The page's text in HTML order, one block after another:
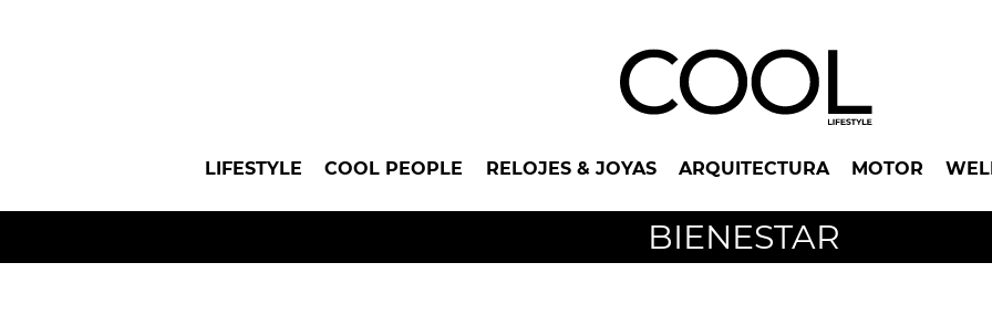
LIFESTYLE COOL PEOPLE RELOJES & JOYAS ARQUITECTURA MOTOR
BIENESTAR